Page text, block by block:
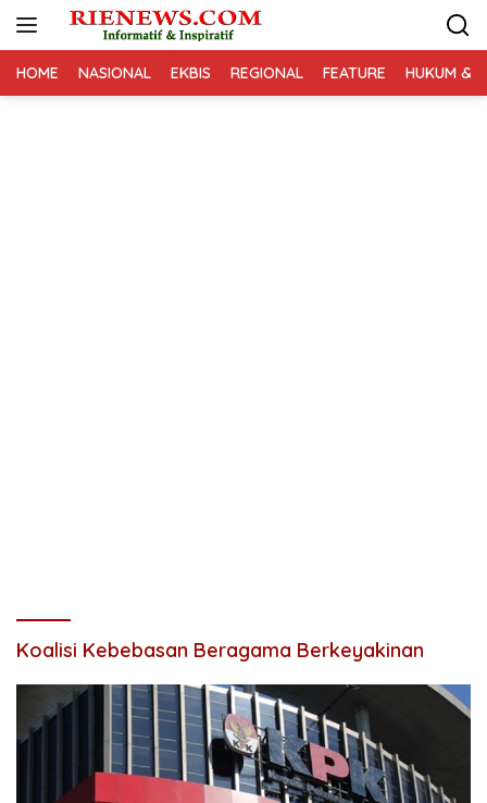
HOME NASIONAL EKBIS REGIONAL FEATURE HUKUM &
Koalisi Kebebasan Beragama Berkeyakinan